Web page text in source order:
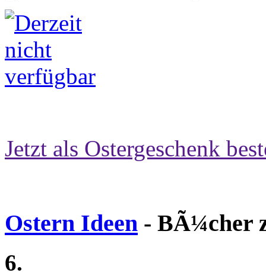
Jetzt als Ostergeschenk
Ostern Ideen - BÃ¼cher
6.